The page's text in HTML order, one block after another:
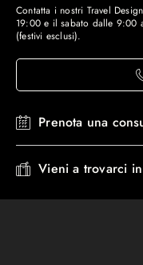
Contatta i nostri Travel
19:00 e il sabato dalle 9:00
(festivi esclusi).
Prenota una
Vieni a trovarci